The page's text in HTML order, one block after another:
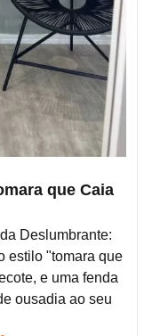
que Caia
Deslumbrante:
estilo "tomara que
e uma fenda
ousadia ao seu